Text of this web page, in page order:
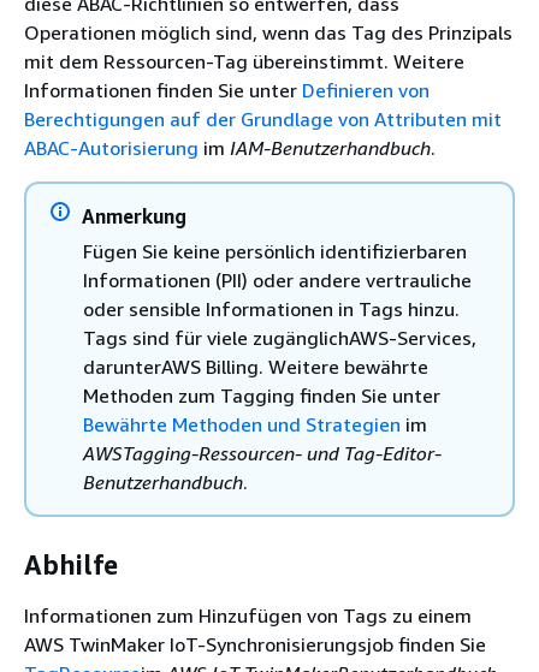
Operationen möglich sind, wenn das Tag des Prinzipals
mit dem Ressourcen-Tag übereinstimmt. Weitere
Informationen finden Sie unter Definieren von
Berechtigungen auf der Grundlage von Attributen mit
ABAC-Autorisierung im IAM-Benutzerhandbuch.
Anmerkung
Fügen Sie keine persönlich identifizierbaren
Informationen (PII) oder andere vertrauliche
oder sensible Informationen in Tags hinzu.
Tags sind für viele zugänglichAWS-Services,
darunterAWS Billing. Weitere bewährte
Methoden zum Tagging finden Sie unter
Bewährte Methoden und Strategien im
AWSTagging-Ressourcen- und Tag-Editor-
Benutzerhandbuch.
Abhilfe
Informationen zum Hinzufügen von Tags zu einem
AWS TwinMaker IoT-Synchronisierungsjob finden Sie